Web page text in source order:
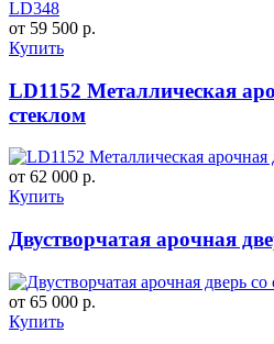
LD348
от 59 500 р.
Купить
LD1152 Металлическая
стеклом
от 62 000 р.
Купить
Двустворчатая арочная
от 65 000 р.
Купить